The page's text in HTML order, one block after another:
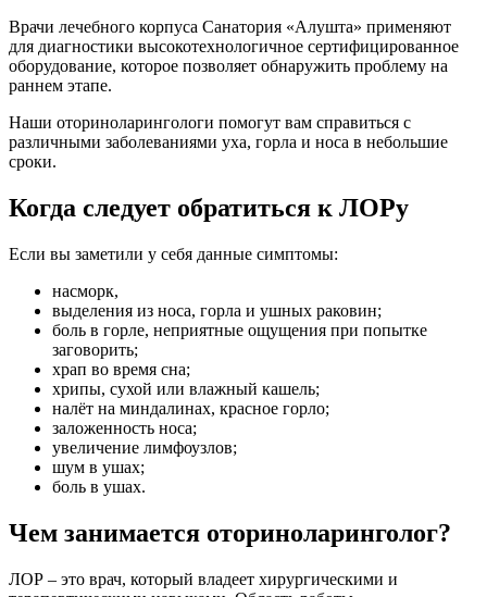
Врачи лечебного корпуса Санатория «Алушта» применяют
для диагностики высокотехнологичное сертифицированное
оборудование, которое позволяет обнаружить проблему на
раннем этапе.
Наши оториноларингологи помогут вам справиться с
различными заболеваниями уха, горла и носа в небольшие
сроки.
Когда следует обратиться к ЛОРу
Если вы заметили у себя данные симптомы:
насморк,
выделения из носа, горла и ушных раковин;
боль в горле, неприятные ощущения при попытке
заговорить;
храп во время сна;
хрипы, сухой или влажный кашель;
налёт на миндалинах, красное горло;
заложенность носа;
увеличение лимфоузлов;
шум в ушах;
боль в ушах.
Чем занимается оториноларинголог?
ЛОР – это врач, который владеет хирургическими и